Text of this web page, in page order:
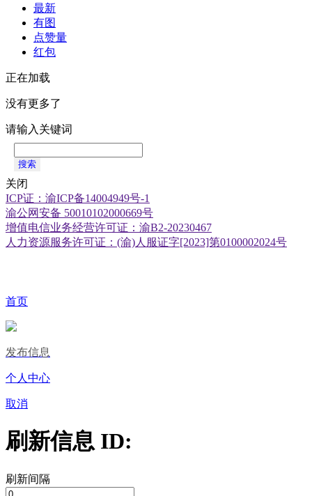
最新
有图
点赞量
红包
正在加载
没有更多了
请输入关键词
搜索
关闭
ICP证：渝ICP备14004949号-1
渝公网安备 50010102000669号
增值电信业务经营许可证：渝B2-20230467
人力资源服务许可证：(渝)人服证字[2023]第0100002024号
首页
发布信息
个人中心
取消
刷新信息 ID:
刷新间隔